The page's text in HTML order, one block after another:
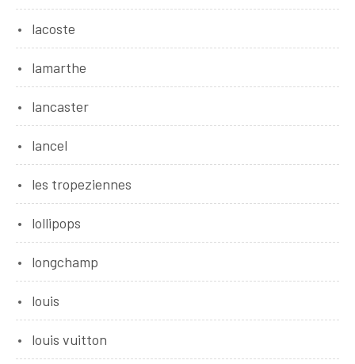
lacoste
lamarthe
lancaster
lancel
les tropeziennes
lollipops
longchamp
louis
louis vuitton